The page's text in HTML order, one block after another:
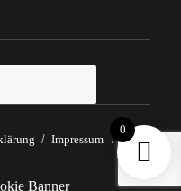
Impressum / AGB
0
Banner